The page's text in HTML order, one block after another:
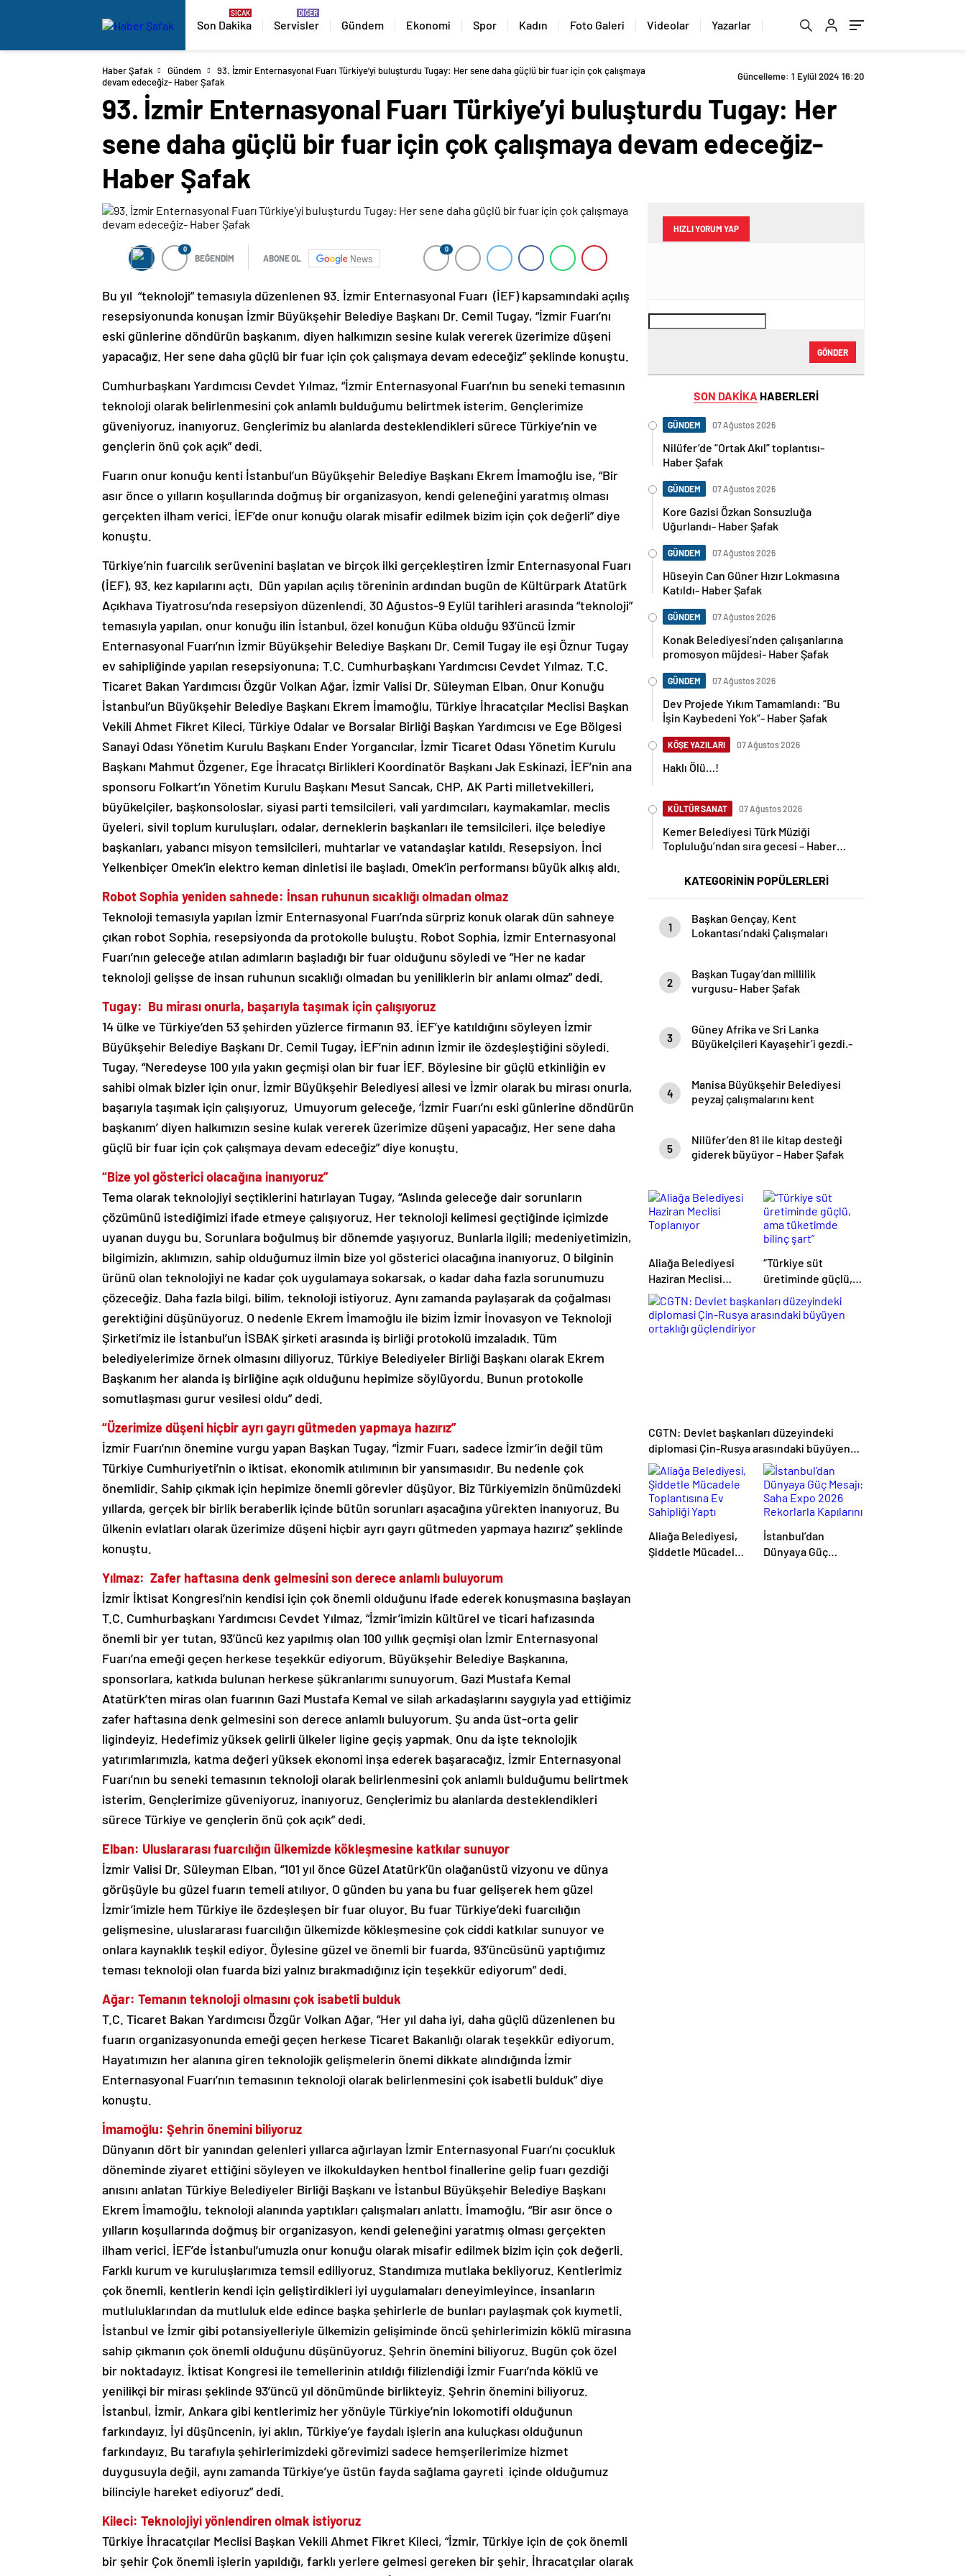
Son Dakika Servisler Gündem Ekonomi Spor Kadın Foto Galeri Videolar Yazarlar
Haber Şafak Gündem
93. İzmir Enternasyonal Fuarı Türkiye’yi buluşturdu Tugay: Her sene daha güçlü bir fuar için çok çalışmaya
devam edeceğiz- Haber Şafak
Güncelleme: 1 Eylül 2024 16:20
93. İzmir Enternasyonal Fuarı Türkiye’yi buluşturdu Tugay: Her
sene daha güçlü bir fuar için çok çalışmaya devam edeceğiz-
Haber Şafak
0
BEĞENDİM ABONE OL News
0
Bu yıl “teknoloji” temasıyla düzenlenen 93. İzmir Enternasyonal Fuarı (İEF) kapsamındaki açılış
resepsiyonunda konuşan İzmir Büyükşehir Belediye Başkanı Dr. Cemil Tugay, “İzmir Fuarı’nı
eski günlerine döndürün başkanım, diyen halkımızın sesine kulak vererek üzerimize düşeni
yapacağız. Her sene daha güçlü bir fuar için çok çalışmaya devam edeceğiz” şeklinde konuştu.
Cumhurbaşkanı Yardımcısı Cevdet Yılmaz, “İzmir Enternasyonal Fuarı’nın bu seneki temasının
teknoloji olarak belirlenmesini çok anlamlı bulduğumu belirtmek isterim. Gençlerimize
güveniyoruz, inanıyoruz. Gençlerimiz bu alanlarda desteklendikleri sürece Türkiye’nin ve
gençlerin önü çok açık” dedi.
Fuarın onur konuğu kenti İstanbul’un Büyükşehir Belediye Başkanı Ekrem İmamoğlu ise, “Bir
asır önce o yılların koşullarında doğmuş bir organizasyon, kendi geleneğini yaratmış olması
gerçekten ilham verici. İEF’de onur konuğu olarak misafir edilmek bizim için çok değerli” diye
konuştu.
Türkiye’nin fuarcılık serüvenini başlatan ve birçok ilki gerçekleştiren İzmir Enternasyonal Fuarı
(İEF), 93. kez kapılarını açtı. Dün yapılan açılış töreninin ardından bugün de Kültürpark Atatürk
Açıkhava Tiyatrosu’nda resepsiyon düzenlendi. 30 Ağustos-9 Eylül tarihleri arasında “teknoloji”
temasıyla yapılan, onur konuğu ilin İstanbul, özel konuğun Küba olduğu 93’üncü İzmir
Enternasyonal Fuarı’nın İzmir Büyükşehir Belediye Başkanı Dr. Cemil Tugay ile eşi Öznur Tugay
ev sahipliğinde yapılan resepsiyonuna; T.C. Cumhurbaşkanı Yardımcısı Cevdet Yılmaz, T.C.
Ticaret Bakan Yardımcısı Özgür Volkan Ağar, İzmir Valisi Dr. Süleyman Elban, Onur Konuğu
İstanbul’un Büyükşehir Belediye Başkanı Ekrem İmamoğlu, Türkiye İhracatçılar Meclisi Başkan
Vekili Ahmet Fikret Kileci, Türkiye Odalar ve Borsalar Birliği Başkan Yardımcısı ve Ege Bölgesi
Sanayi Odası Yönetim Kurulu Başkanı Ender Yorgancılar, İzmir Ticaret Odası Yönetim Kurulu
Başkanı Mahmut Özgener, Ege İhracatçı Birlikleri Koordinatör Başkanı Jak Eskinazi, İEF’nin ana
sponsoru Folkart’ın Yönetim Kurulu Başkanı Mesut Sancak, CHP, AK Parti milletvekilleri,
büyükelçiler, başkonsoloslar, siyasi parti temsilcileri, vali yardımcıları, kaymakamlar, meclis
üyeleri, sivil toplum kuruluşları, odalar, derneklerin başkanları ile temsilcileri, ilçe belediye
başkanları, yabancı misyon temsilcileri, muhtarlar ve vatandaşlar katıldı. Resepsiyon, İnci
Yelkenbiçer Omek’in elektro keman dinletisi ile başladı. Omek’in performansı büyük alkış aldı.
Robot Sophia yeniden sahnede: İnsan ruhunun sıcaklığı olmadan olmaz
Teknoloji temasıyla yapılan İzmir Enternasyonal Fuarı’nda sürpriz konuk olarak dün sahneye
çıkan robot Sophia, resepsiyonda da protokolle buluştu. Robot Sophia, İzmir Enternasyonal
Fuarı’nın geleceğe atılan adımların başladığı bir fuar olduğunu söyledi ve “Her ne kadar
teknoloji gelişse de insan ruhunun sıcaklığı olmadan bu yeniliklerin bir anlamı olmaz” dedi.
Tugay: Bu mirası onurla, başarıyla taşımak için çalışıyoruz
14 ülke ve Türkiye’den 53 şehirden yüzlerce firmanın 93. İEF’ye katıldığını söyleyen İzmir
Büyükşehir Belediye Başkanı Dr. Cemil Tugay, İEF’nin adının İzmir ile özdeşleştiğini söyledi.
Tugay, “Neredeyse 100 yıla yakın geçmişi olan bir fuar İEF. Böylesine bir güçlü etkinliğin ev
sahibi olmak bizler için onur. İzmir Büyükşehir Belediyesi ailesi ve İzmir olarak bu mirası onurla,
başarıyla taşımak için çalışıyoruz, Umuyorum geleceğe, ‘İzmir Fuarı’nı eski günlerine döndürün
başkanım’ diyen halkımızın sesine kulak vererek üzerimize düşeni yapacağız. Her sene daha
güçlü bir fuar için çok çalışmaya devam edeceğiz” diye konuştu.
“Bize yol gösterici olacağına inanıyoruz”
Tema olarak teknolojiyi seçtiklerini hatırlayan Tugay, “Aslında geleceğe dair sorunların
çözümünü istediğimizi ifade etmeye çalışıyoruz. Her teknoloji kelimesi geçtiğinde içimizde
uyanan duygu bu. Sorunlara boğulmuş bir dönemde yaşıyoruz. Bunlarla ilgili; medeniyetimizin,
bilgimizin, aklımızın, sahip olduğumuz ilmin bize yol gösterici olacağına inanıyoruz. O bilginin
ürünü olan teknolojiyi ne kadar çok uygulamaya sokarsak, o kadar daha fazla sorunumuzu
çözeceğiz. Daha fazla bilgi, bilim, teknoloji istiyoruz. Aynı zamanda paylaşarak da çoğalması
gerektiğini düşünüyoruz. O nedenle Ekrem İmamoğlu ile bizim İzmir İnovasyon ve Teknoloji
Şirketi’miz ile İstanbul’un İSBAK şirketi arasında iş birliği protokolü imzaladık. Tüm
belediyelerimize örnek olmasını diliyoruz. Türkiye Belediyeler Birliği Başkanı olarak Ekrem
Başkanım her alanda iş birliğine açık olduğunu hepimize söylüyordu. Bunun protokolle
somutlaşması gurur vesilesi oldu” dedi.
“Üzerimize düşeni hiçbir ayrı gayrı gütmeden yapmaya hazırız”
İzmir Fuarı’nın önemine vurgu yapan Başkan Tugay, “İzmir Fuarı, sadece İzmir’in değil tüm
Türkiye Cumhuriyeti’nin o iktisat, ekonomik atılımının bir yansımasıdır. Bu nedenle çok
önemlidir. Sahip çıkmak için hepimize önemli görevler düşüyor. Biz Türkiyemizin önümüzdeki
yıllarda, gerçek bir birlik beraberlik içinde bütün sorunları aşacağına yürekten inanıyoruz. Bu
ülkenin evlatları olarak üzerimize düşeni hiçbir ayrı gayrı gütmeden yapmaya hazırız” şeklinde
konuştu.
Yılmaz: Zafer haftasına denk gelmesini son derece anlamlı buluyorum
İzmir İktisat Kongresi’nin kendisi için çok önemli olduğunu ifade ederek konuşmasına başlayan
T.C. Cumhurbaşkanı Yardımcısı Cevdet Yılmaz, “İzmir’imizin kültürel ve ticari hafızasında
önemli bir yer tutan, 93’üncü kez yapılmış olan 100 yıllık geçmişi olan İzmir Enternasyonal
Fuarı’na emeği geçen herkese teşekkür ediyorum. Büyükşehir Belediye Başkanına,
sponsorlara, katkıda bulunan herkese şükranlarımı sunuyorum. Gazi Mustafa Kemal
Atatürk’ten miras olan fuarının Gazi Mustafa Kemal ve silah arkadaşlarını saygıyla yad ettiğimiz
zafer haftasına denk gelmesini son derece anlamlı buluyorum. Şu anda üst-orta gelir
ligindeyiz. Hedefimiz yüksek gelirli ülkeler ligine geçiş yapmak. Onu da işte teknolojik
yatırımlarımızla, katma değeri yüksek ekonomi inşa ederek başaracağız. İzmir Enternasyonal
Fuarı’nın bu seneki temasının teknoloji olarak belirlenmesini çok anlamlı bulduğumu belirtmek
isterim. Gençlerimize güveniyoruz, inanıyoruz. Gençlerimiz bu alanlarda desteklendikleri
sürece Türkiye ve gençlerin önü çok açık” dedi.
Elban: Uluslararası fuarcılığın ülkemizde kökleşmesine katkılar sunuyor
İzmir Valisi Dr. Süleyman Elban, “101 yıl önce Güzel Atatürk’ün olağanüstü vizyonu ve dünya
görüşüyle bu güzel fuarın temeli atılıyor. O günden bu yana bu fuar gelişerek hem güzel
İzmir’imizle hem Türkiye ile özdeşleşen bir fuar oluyor. Bu fuar Türkiye’deki fuarcılığın
gelişmesine, uluslararası fuarcılığın ülkemizde kökleşmesine çok ciddi katkılar sunuyor ve
onlara kaynaklık teşkil ediyor. Öylesine güzel ve önemli bir fuarda, 93’üncüsünü yaptığımız
teması teknoloji olan fuarda bizi yalnız bırakmadığınız için teşekkür ediyorum” dedi.
Ağar: Temanın teknoloji olmasını çok isabetli bulduk
T.C. Ticaret Bakan Yardımcısı Özgür Volkan Ağar, “Her yıl daha iyi, daha güçlü düzenlenen bu
fuarın organizasyonunda emeği geçen herkese Ticaret Bakanlığı olarak teşekkür ediyorum.
Hayatımızın her alanına giren teknolojik gelişmelerin önemi dikkate alındığında İzmir
Enternasyonal Fuarı’nın temasının teknoloji olarak belirlenmesini çok isabetli bulduk” diye
konuştu.
İmamoğlu: Şehrin önemini biliyoruz
Dünyanın dört bir yanından gelenleri yıllarca ağırlayan İzmir Enternasyonal Fuarı’nı çocukluk
döneminde ziyaret ettiğini söyleyen ve ilkokuldayken hentbol finallerine gelip fuarı gezdiği
anısını anlatan Türkiye Belediyeler Birliği Başkanı ve İstanbul Büyükşehir Belediye Başkanı
Ekrem İmamoğlu, teknoloji alanında yaptıkları çalışmaları anlattı. İmamoğlu, “Bir asır önce o
yılların koşullarında doğmuş bir organizasyon, kendi geleneğini yaratmış olması gerçekten
ilham verici. İEF’de İstanbul’umuzla onur konuğu olarak misafir edilmek bizim için çok değerli.
Farklı kurum ve kuruluşlarımıza temsil ediliyoruz. Standımıza mutlaka bekliyoruz. Kentlerimiz
çok önemli, kentlerin kendi için geliştirdikleri iyi uygulamaları deneyimleyince, insanların
mutluluklarından da mutluluk elde edince başka şehirlerle de bunları paylaşmak çok kıymetli.
İstanbul ve İzmir gibi potansiyelleriyle ülkemizin gelişiminde öncü şehirlerimizin köklü mirasına
sahip çıkmanın çok önemli olduğunu düşünüyoruz. Şehrin önemini biliyoruz. Bugün çok özel
bir noktadayız. İktisat Kongresi ile temellerinin atıldığı filizlendiği İzmir Fuarı’nda köklü ve
yenilikçi bir mirası şeklinde 93’üncü yıl dönümünde birlikteyiz. Şehrin önemini biliyoruz.
İstanbul, İzmir, Ankara gibi kentlerimiz her yönüyle Türkiye’nin lokomotifi olduğunun
farkındayız. İyi düşüncenin, iyi aklın, Türkiye’ye faydalı işlerin ana kuluçkası olduğunun
farkındayız. Bu tarafıyla şehirlerimizdeki görevimizi sadece hemşerilerimize hizmet
duygusuyla değil, aynı zamanda Türkiye’ye üstün fayda sağlama gayreti içinde olduğumuz
bilinciyle hareket ediyoruz” dedi.
Kileci: Teknolojiyi yönlendiren olmak istiyoruz
Türkiye İhracatçılar Meclisi Başkan Vekili Ahmet Fikret Kileci, “İzmir, Türkiye için de çok önemli
bir şehir Çok önemli işlerin yapıldığı, farklı yerlere gelmesi gereken bir şehir. İhracatçılar olarak
HIZLI YORUM YAP
GÖNDER
SON DAKİKA HABERLERİ
GÜNDEM 07 Ağustos 2026
Nilüfer’de “Ortak Akıl” toplantısı-
Haber Şafak
GÜNDEM 07 Ağustos 2026
Kore Gazisi Özkan Sonsuzluğa
Uğurlandı- Haber Şafak
GÜNDEM 07 Ağustos 2026
Hüseyin Can Güner Hızır Lokmasına
Katıldı- Haber Şafak
GÜNDEM 07 Ağustos 2026
Konak Belediyesi’nden çalışanlarına
promosyon müjdesi- Haber Şafak
GÜNDEM 07 Ağustos 2026
Dev Projede Yıkım Tamamlandı: “Bu
İşin Kaybedeni Yok”- Haber Şafak
KÖŞE YAZILARI 07 Ağustos 2026
Haklı Ölü…!
KÜLTÜR SANAT 07 Ağustos 2026
Kemer Belediyesi Türk Müziği
Topluluğu’ndan sıra gecesi – Haber
KATEGORİNİN POPÜLERLERİ
1
Başkan Gençay, Kent
Lokantası’ndaki Çalışmaları
2
Başkan Tugay’dan millilik
vurgusu- Haber Şafak
3
Güney Afrika ve Sri Lanka
Büyükelçileri Kayaşehir’i gezdi.-
4
Manisa Büyükşehir Belediyesi
peyzaj çalışmalarını kent
5
Nilüfer’den 81 ile kitap desteği
giderek büyüyor – Haber Şafak
Aliağa Belediyesi
Haziran Meclisi
Toplanıyor
“Türkiye süt
üretiminde güçlü,
ama tüketimde
bilinç şart”
CGTN: Devlet başkanları düzeyindeki
diplomasi Çin-Rusya arasındaki büyüyen
ortaklığı güçlendiriyor
Aliağa Belediyesi,
Şiddetle Mücadele
İstanbul’dan
Dünyaya Güç